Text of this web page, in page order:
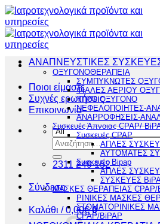
Μετάβαση
στο
περιεχόμενο
Ποιοι είμαστε
Συχνές ερωτήσεις
Επικοινωνία
Αναζήτηση
για:
2311 249 152
Σύνδεση
Καλάθι /0,00€ 0
ΑΝΑΠΝΕΥΣΤΙΚΕΣ
ΟΞΥΓΟΝΟΘΕΡΑΠΕΙΑ
ΣΥΜΠΥΚΝΩΤΕΣ
ΦΙΑΛΕΣ ΑΕΡΙΟΥ
ΥΓΡΟ ΟΞΥΓΟΝΟ
ΝΕΦΕΛΟΠΟΙΗΤΕΣ-
ΑΝΑΡΡΟΦΗΣΕΙΣ-
Συσκευές Άπνοιας CPAP/
Συσκευές CPAP
ΑΠΛΕΣ
ΑΥΤΟΜΑΤΕΣ
Συσκευές Bipap
ΑΠΛΕΣ
ΣΥΣΚΕΥΕΣ
ΜΑΣΚΕΣ ΘΕΡΑΠΕΙΑΣ CPAP/
ΡΙΝΙΚΕΣ ΜΑΣΚΕΣ
ΣΤΟΜΑΤΟΡΙΝΙΚΕΣ
CPAP/BiPAP